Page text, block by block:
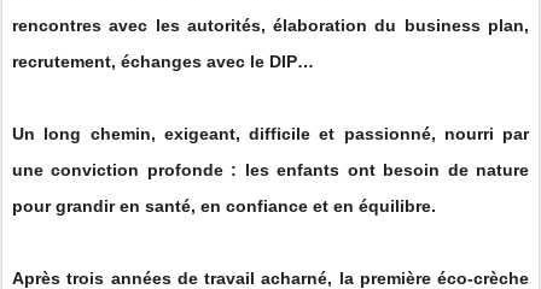
rencontres avec les autorités, élaboration du business plan,
recrutement, échanges avec le DIP…
Un long chemin, exigeant, difficile et passionné, nourri par
une conviction profonde : les enfants ont besoin de nature
pour grandir en santé, en confiance et en équilibre.
Après trois années de travail acharné, la première éco-crèche